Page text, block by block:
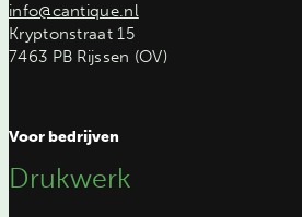
info@cantique.nl
Kryptonstraat 15
7463 PB Rijssen (OV)
Voor bedrijven
Drukwerk